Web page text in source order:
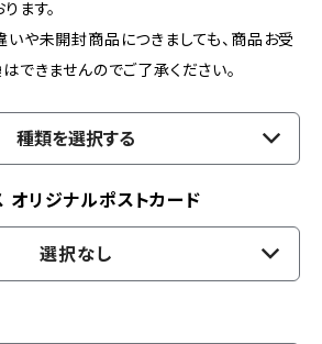
ます。
や未開封商品につきましても、商品お受
できませんのでご了承ください。
種類を選択する
オリジナルポストカード
選択なし